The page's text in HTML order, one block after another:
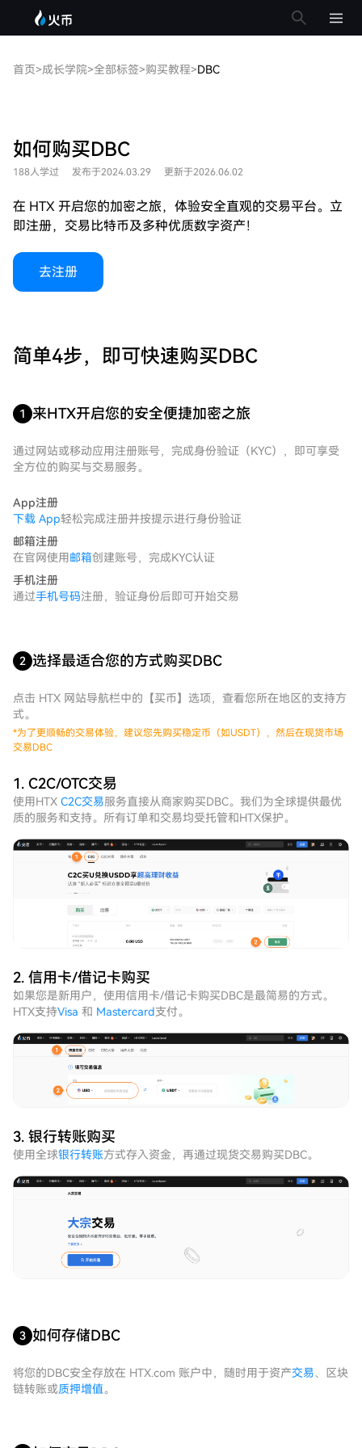
首页>成长学院>全部标签>购买教程>DBC
如何购买DBC
188人学过 发布于2024.03.29 更新于2026.06.02
在 HTX 开启您的加密之旅，体验安全直观的交易平台。立
即注册，交易比特币及多种优质数字资产！
去注册
简单4步，即可快速购买DBC
1 来HTX开启您的安全便捷加密之旅
通过网站或移动应用注册账号，完成身份验证（KYC），即可享受
全方位的购买与交易服务。
App注册
下载 App轻松完成注册并按提示进行身份验证
邮箱注册
在官网使用 邮箱创建账号，完成KYC认证
手机注册
通过手机号码注册，验证身份后即可开始交易
2 选择最适合您的方式购买DBC
点击 HTX 网站导航栏中的【买币】选项，查看您所在地区的支持方
式。
*为了更顺畅的交易体验，建议您先购买稳定币（如USDT），然后在现货市场
交易DBC
1. C2C/OTC交易
使用HTX C2C交易服务直接从商家购买DBC。我们为全球提供最优
质的服务和支持。所有订单和交易均受托管和HTX保护。
2. 信用卡/借记卡购买
如果您是新用户，使用信用卡/借记卡购买DBC是最简易的方式。
HTX支持Visa 和 Mastercard支付。
3. 银行转账购买
使用全球银行转账方式存入资金，再通过现货交易购买DBC。
3 如何存储DBC
将您的DBC安全存放在 HTX.com 账户中，随时用于资产交易、区块
链转账或质押增值。